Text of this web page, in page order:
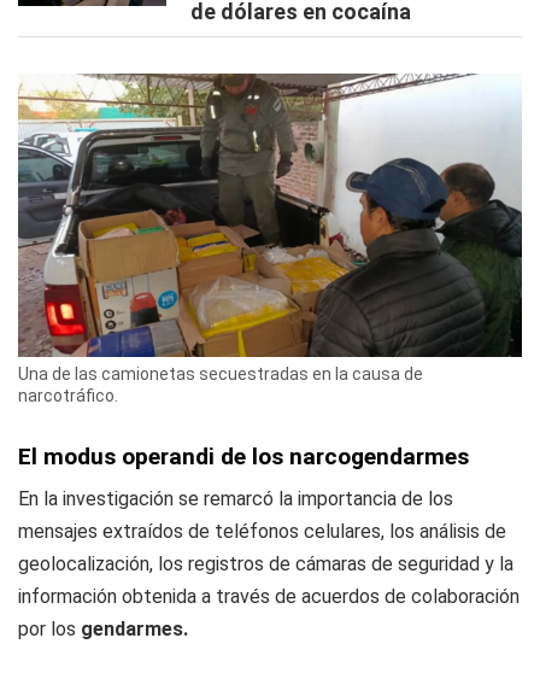
de dólares en cocaína
Una de las camionetas secuestradas en la causa de
narcotráfico.
El modus operandi de los narcogendarmes
En la investigación se remarcó la importancia de los
mensajes extraídos de teléfonos celulares, los análisis de
geolocalización, los registros de cámaras de seguridad y la
información obtenida a través de acuerdos de colaboración
por los gendarmes.